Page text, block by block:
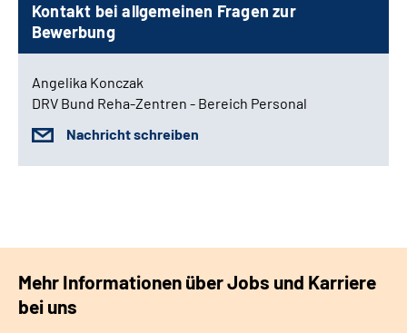
Kontakt bei allgemeinen Fragen zur
Bewerbung
Angelika Konczak
DRV Bund Reha-Zentren - Bereich Personal
Nachricht schreiben
Mehr Informationen über Jobs und Karriere
bei uns